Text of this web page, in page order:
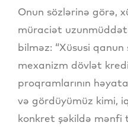
Onun sözlərinə görə,
müraciət
bilməz: “Xüsusi
mexanizm dövlət
proqramlarının
və gördüyümüz kimi,
konkret şəkildə mənfi